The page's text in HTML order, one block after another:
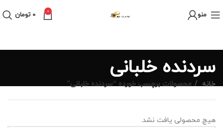
منو 0
0 تومان
سردنده خلبانی
خانه محصولات برچسب خورده “سردنده خلبانی”
هیچ محصولی یافت نشد.